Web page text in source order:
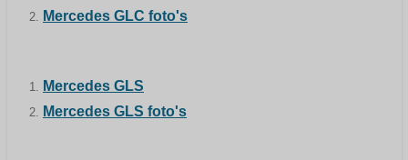
Mercedes GLC foto's
Mercedes GLS
Mercedes GLS foto's